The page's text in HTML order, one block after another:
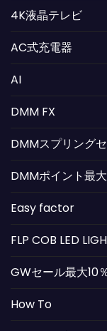
4K液晶テレビ
AC式充電器
AI
DMM FX
DMMスプリング
DMMポイント最
Easy factor
FLP COB LED
GWセール最大10
How To